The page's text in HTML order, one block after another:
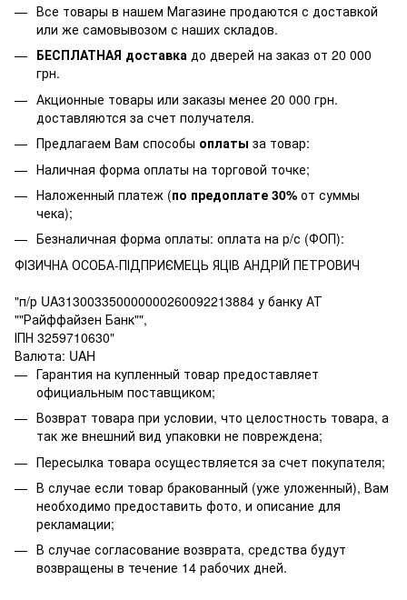
Все товары в нашем Магазине продаются с доставкой
или же самовывозом с наших складов.
БЕСПЛАТНАЯ доставка до дверей на заказ от 20 000
грн.
Акционные товары или заказы менее 20 000 грн.
доставляются за счет получателя.
Предлагаем Вам способы оплаты за товар:
Наличная форма оплаты на торговой точке;
Наложенный платеж (по предоплате 30% от суммы
чека);
Безналичная форма оплаты: оплата на р/с (ФОП):
ФІЗИЧНА ОСОБА-ПІДПРИЄМЕЦЬ ЯЦІВ АНДРІЙ ПЕТРОВИЧ
"п/р UA313003350000000260092213884 у банку АТ
""Райффайзен Банк"",
ІПН 3259710630"
Валюта: UAH
Гарантия на купленный товар предоставляет
официальным поставщиком;
Возврат товара при условии, что целостность товара, а
так же внешний вид упаковки не повреждена;
Пересылка товара осуществляется за счет покупателя;
В случае если товар бракованный (уже уложенный), Вам
необходимо предоставить фото, и описание для
рекламации;
В случае согласование возврата, средства будут
возвращены в течение 14 рабочих дней.